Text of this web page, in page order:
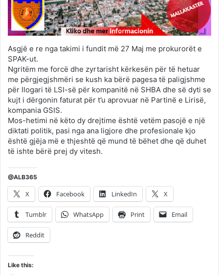
Asgjë e re nga takimi i fundit më 27 Maj me prokurorët e
SPAK-ut.
Ngritëm me forcë dhe zyrtarisht kërkesën për të hetuar
me përgjegjshmëri se kush ka bërë pagesa të paligjshme
për llogari të LSI-së për kompanitë në SHBA dhe së dyti se
kujt i dërgonin faturat për t’u aprovuar në Partinë e Lirisë,
kompania GSIS.
Mos-hetimi në këto dy drejtime është vetëm pasojë e një
diktati politik, pasi nga ana ligjore dhe profesionale kjo
është gjëja më e thjeshtë që mund të bëhet dhe që duhet
të ishte bërë prej dy vitesh.
@ALB365
X Facebook LinkedIn X
Tumblr WhatsApp Print Email
Reddit
Like this: